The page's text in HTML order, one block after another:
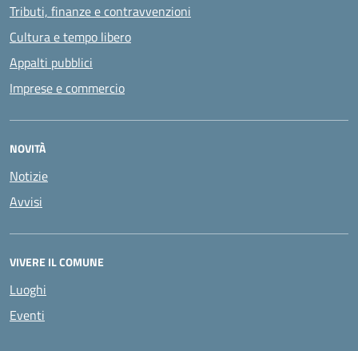
Tributi, finanze e contravvenzioni
Cultura e tempo libero
Appalti pubblici
Imprese e commercio
NOVITÀ
Notizie
Avvisi
VIVERE IL COMUNE
Luoghi
Eventi